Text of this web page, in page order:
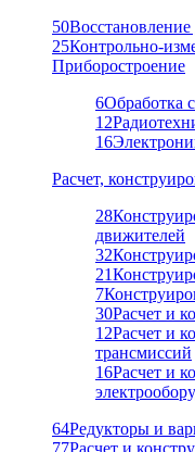
50Восстановление
25Контрольно-
Приборостроение
6Обработка
12
16
Расчет,
28
движителей
32
21
7
30Расчет и
12Расчет и
трансмиссий
16Расчет и
64Редукторы и
77Расчет и